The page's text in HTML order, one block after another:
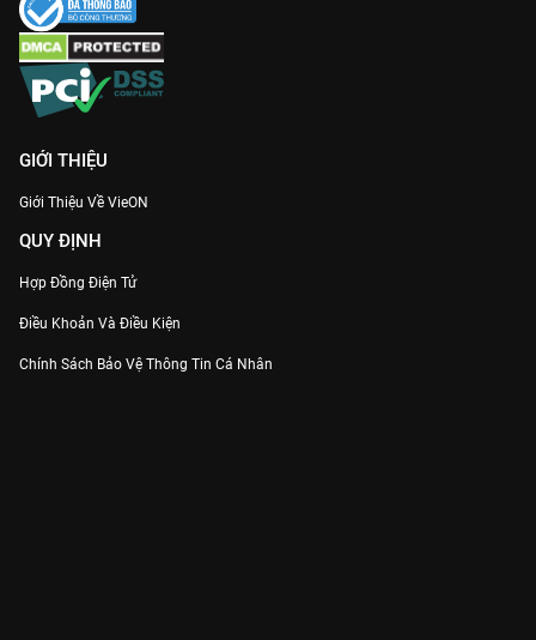
GIỚI THIỆU
Giới Thiệu Về VieON
QUY ĐỊNH
Hợp Đồng Điện Tử
Điều Khoản Và Điều Kiện
Chính Sách Bảo Vệ Thông Tin Cá Nhân